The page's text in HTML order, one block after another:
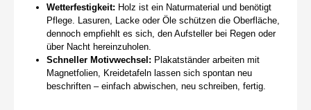
Wetterfestigkeit: Holz ist ein Naturmaterial und benötigt
Pflege. Lasuren, Lacke oder Öle schützen die Oberfläche,
dennoch empfiehlt es sich, den Aufsteller bei Regen oder
über Nacht hereinzuholen.
Schneller Motivwechsel: Plakatständer arbeiten mit
Magnetfolien, Kreidetafeln lassen sich spontan neu
beschriften – einfach abwischen, neu schreiben, fertig.